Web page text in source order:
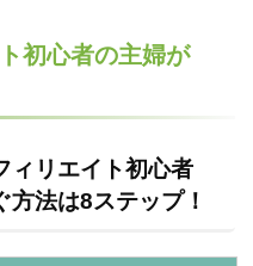
初心者の主婦が
ィリエイト初心者
法は8ステップ！